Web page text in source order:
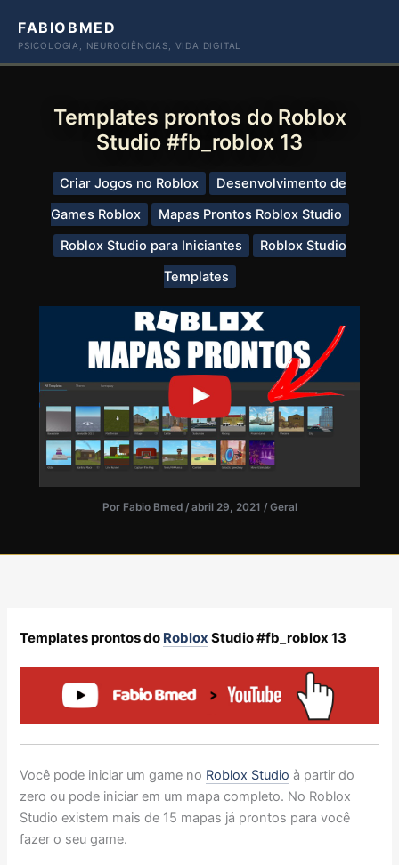
paraFABIOBMED
PSICOLOGIA, NEUROCIÊNCIAS, VIDA DIGITAL
Templates prontos do Roblox
Studio #fb_roblox 13
Criar Jogos no Roblox
Desenvolvimento de
Games Roblox
Mapas Prontos Roblox Studio
Roblox Studio para Iniciantes
Roblox Studio
Templates
Por Fabio Bmed / abril 29, 2021 / Geral
Templates prontos do Roblox Studio #fb_roblox 13
Você pode iniciar um game no Roblox Studio à partir do
zero ou pode iniciar em um mapa completo. No Roblox
Studio existem mais de 15 mapas já prontos para você
fazer o seu game.